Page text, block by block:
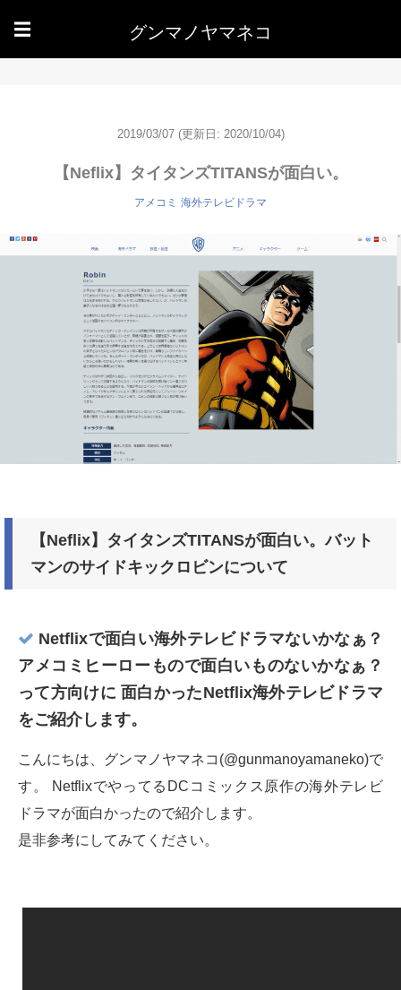
☰ グンマノヤマネコ
2019/03/07 (更新日: 2020/10/04)
【Neflix】タイタンズTITANSが面白い。
アメコミ 海外テレビドラマ
【Neflix】タイタンズTITANSが面白い。バット
マンのサイドキックロビンについて
Netflixで面白い海外テレビドラマないかなぁ？
アメコミヒーローもので面白いものないかなぁ？
って方向けに 面白かったNetflix海外テレビドラマ
をご紹介します。
こんにちは、グンマノヤマネコ(@gunmanoyamaneko)で
す。 NetflixでやってるDCコミックス原作の海外テレビ
ドラマが面白かったので紹介します。
是非参考にしてみてください。